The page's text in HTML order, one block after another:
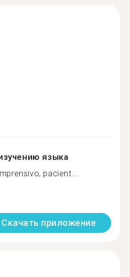
языка
pacient...
Скачать приложение